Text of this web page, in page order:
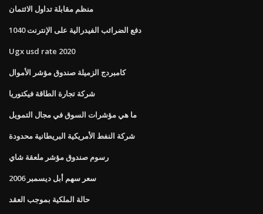
منظم مقابلة تداول الائتمان
دفع الضرائب الفيدرالية على الإنترنت 1040
Ugx usd rate 2020
كامبردج الزميلة صندوق مؤشر الأموال
شركة تجارة الطاقة فيكتوريا
ما هي مؤشرات السوق في مجال التمويل
شركة النفط الأمريكية البريطانية محدودة
رسوم صندوق مؤشر ملعقة شاي
سعر سهم أبل ديسمبر 2006
حالة الملكية بموجب العقد